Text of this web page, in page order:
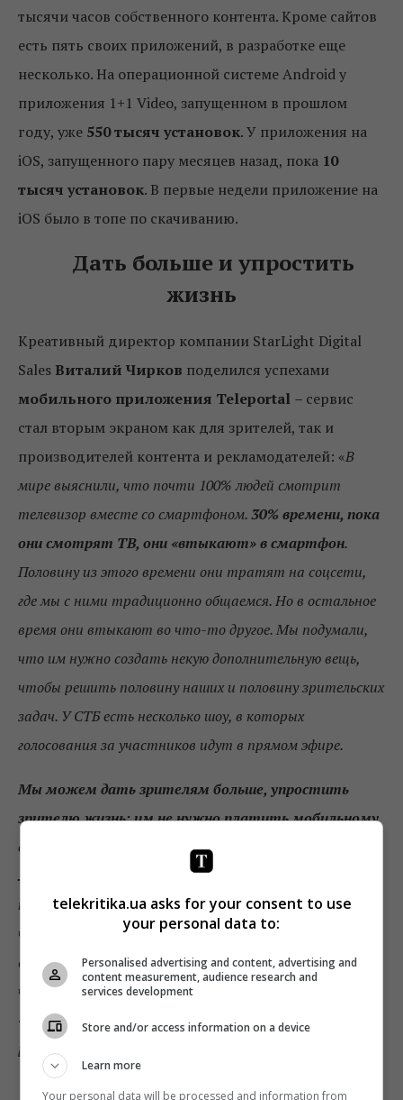
тысячи часов собственного контента. Кроме сайтов
есть пять своих приложений, в разработке еще
несколько. На операционной системе Android у
приложения 1+1 Video, запущенном в прошлом
году, уже 550 тысяч установок. У приложения на
iОS, запущенного пару месяцев назад, пока 10
тысяч установок. В первые недели приложение на
iОS было в топе по скачиванию.
Дать больше и упростить
жизнь
Креативный директор компании StarLight Digital
Sales Виталий Чирков поделился успехами
мобильного приложения Teleportal – сервис
стал вторым экраном как для зрителей, так и
производителей контента и рекламодателей: «В
мире выяснили, что почти 100% людей смотрит
телевизор вместе со смартфоном.30% времени, пока
они смотрят ТВ, они «втыкают» в смартфон.
Половину из этого времени они тратят на соцсети,
где мы с ними традиционно общаемся. Но в остальное
время они втыкают во что-то другое. Мы подумали,
что им нужно создать некую дополнительную вещь,
чтобы решить половину наших и половину зрительских
задач. У СТБ есть несколько шоу, в которых
голосования за участников идут в прямом эфире.
Мы можем дать зрителям больше, упростить
зрителю жизнь: им не нужно платить мобильному
оператору, чтобы голосовать – достаточно всего
лишь в приложении ткнуть лицо участника,
который ему понравился, и голос засчитан. У
человека заняты руки и меньше шансов, что он
возьмет пульт переключить канал, а мы делаем все,
чтобы человек не уходил с нашего канала. Человек
«повтыкает» в телефон, как-то переживет эту
рекламную паузу вместе с контентом на смартфоне
telekritika.ua asks for your consent to use
your personal data to:
Personalised advertising and content, advertising and
content measurement, audience research and
services development
Store and/or access information on a device
Learn more
Your personal data will be processed and information from